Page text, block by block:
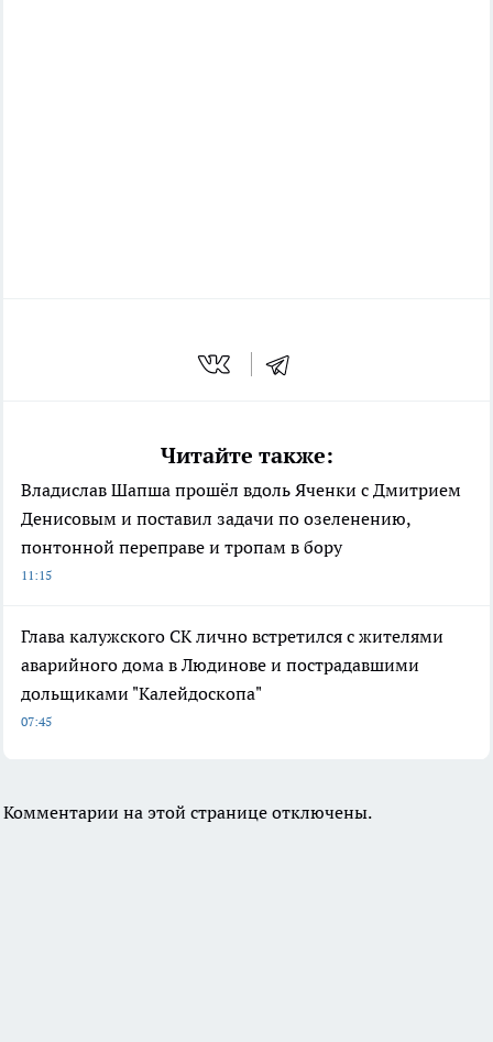
Читайте также:
Владислав Шапша прошёл вдоль Яченки с Дмитрием
Денисовым и поставил задачи по озеленению,
понтонной переправе и тропам в бору
11:15
Глава калужского СК лично встретился с жителями
аварийного дома в Людинове и пострадавшими
дольщиками "Калейдоскопа"
07:45
Комментарии на этой странице отключены.